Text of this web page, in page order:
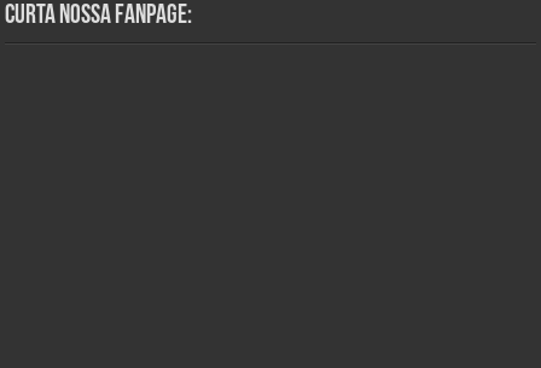
Curta Nossa Fanpage: